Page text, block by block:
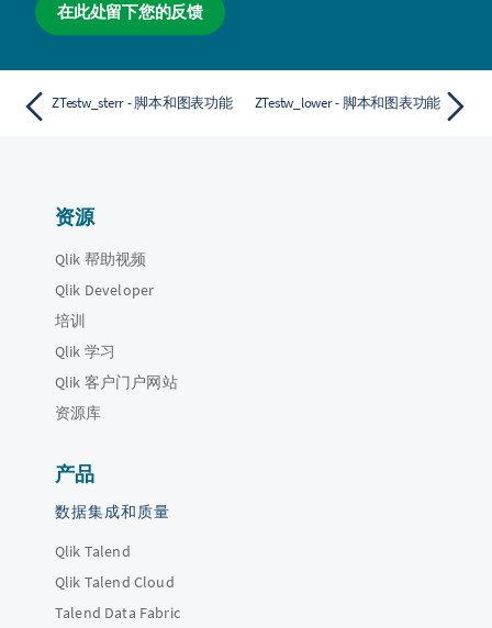
在此处留下您的反馈
ZTestw_sterr - 脚本和图表功能 ZTestw_lower - 脚本和图表功能
资源
Qlik 帮助视频
Qlik Developer
培训
Qlik 学习
Qlik 客户门户网站
资源库
产品
数据集成和质量
Qlik Talend
Qlik Talend Cloud
Talend Data Fabric